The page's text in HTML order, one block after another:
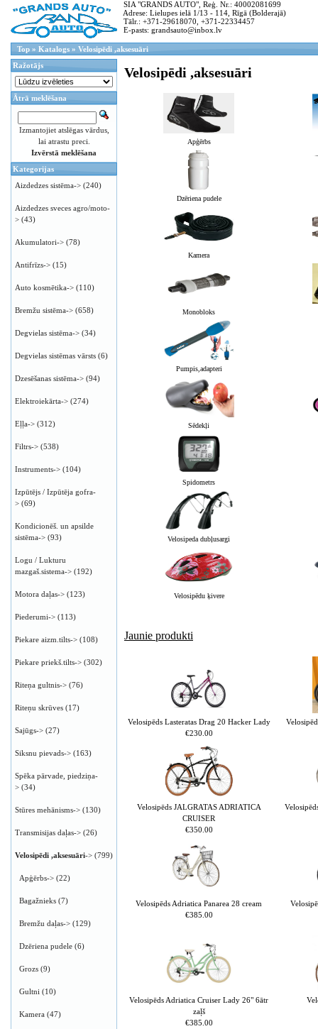
SIA "GRANDS AUTO", Reģ. Nr.: 40002081699
Adrese: Lielupes ielā 1/13 - 114, Rīgā (Bolderajā)
Tālr.: +371-29618070, +371-22334457
E-pasts: grandsauto@inbox.lv
Top » Katalogs » Velosipēdi ,aksesuāri
Velosipēdi ,aksesuāri
Apģērbs
Dzēriena pudele
Kamera
Monobloks
Pumpis,adapteri
Sēdekļi
Spidometrs
Velosipeda dubļusargi
Velosipēdu ķivere
Jaunie produkti
Velosipēds Lasteratas Drag 20 Hacker Lady
€230.00
Velosipēds JALGRATAS ADRIATICA
CRUISER
€350.00
Velosipēds Adriatica Panarea 28 cream
€385.00
Velosipēds Adriatica Cruiser Lady 26" 6ātr
zaļš
€385.00
Ražotājs
Ātrā meklēšana
Izmantojiet atslēgas vārdus,
lai atrastu preci.
Izvērstā meklēšana
Kategorijas
Aizdedzes sistēma-> (240)
Aizdedzes sveces agro/moto-
> (43)
Akumulatori-> (78)
Antifrīzs-> (15)
Auto kosmētika-> (110)
Bremžu sistēma-> (658)
Degvielas sistēma-> (34)
Degvielas sistēmas vārsts (6)
Dzesēšanas sistēma-> (94)
Elektroiekārta-> (274)
Eļļa-> (312)
Filtrs-> (538)
Instruments-> (104)
Izpūtējs / Izpūtēja gofra-
> (69)
Kondicionēš. un apsilde
sistēma-> (93)
Logu / Lukturu
mazgaš.sistema-> (192)
Motora daļas-> (123)
Piederumi-> (113)
Piekare aizm.tilts-> (108)
Piekare priekš.tilts-> (302)
Riteņa gultnis-> (76)
Riteņu skrūves (17)
Sajūgs-> (27)
Siksnu pievads-> (163)
Spēka pārvade, piedziņa-
> (34)
Stūres mehānisms-> (130)
Transmisijas daļas-> (26)
Velosipēdi ,aksesuāri-> (799)
Apģērbs-> (22)
Bagažnieks (7)
Bremžu daļas-> (129)
Dzēriena pudele (6)
Grozs (9)
Gultni (10)
Kamera (47)